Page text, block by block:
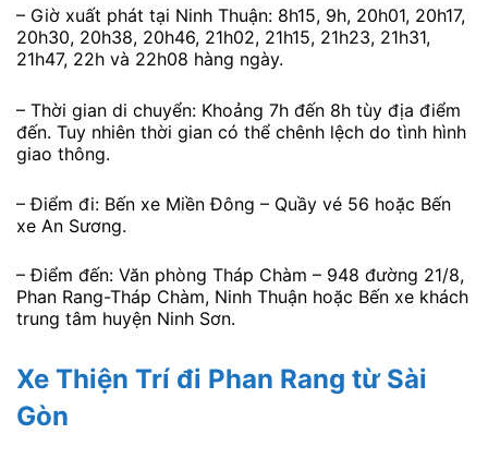
– Giờ xuất phát tại Ninh Thuận: 8h15, 9h, 20h01, 20h17,
20h30, 20h38, 20h46, 21h02, 21h15, 21h23, 21h31,
21h47, 22h và 22h08 hàng ngày.
– Thời gian di chuyển: Khoảng 7h đến 8h tùy địa điểm
đến. Tuy nhiên thời gian có thể chênh lệch do tình hình
giao thông.
– Điểm đi: Bến xe Miền Đông – Quầy vé 56 hoặc Bến
xe An Sương.
– Điểm đến: Văn phòng Tháp Chàm – 948 đường 21/8,
Phan Rang-Tháp Chàm, Ninh Thuận hoặc Bến xe khách
trung tâm huyện Ninh Sơn.
Xe Thiện Trí đi Phan Rang từ Sài
Gòn